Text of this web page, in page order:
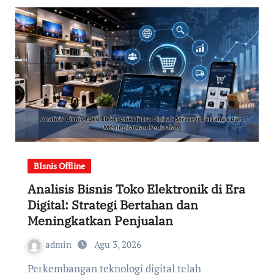
BIsnis Offline
Analisis Bisnis Toko Elektronik di Era
Digital: Strategi Bertahan dan
Meningkatkan Penjualan
admin Agu 3, 2026
Perkembangan teknologi digital telah